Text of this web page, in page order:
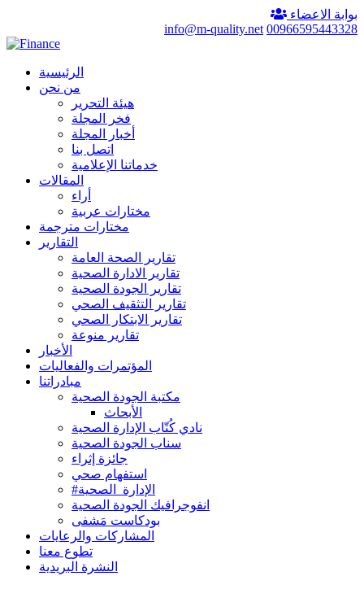
بوابة الاعضاء
00966595443328
info@m-quality.net
الرئيسية
من نحن
هيئة التحرير
فخر المجلة
أخبار المجلة
اتصل بنا
خدماتنا الإعلامية
المقالات
أراء
مختارات عربية
مختارات مترجمة
التقارير
تقارير الصحة العامة
تقارير الادارة الصحية
تقارير الجودة الصحية
تقارير التثقيف الصحي
تقارير الابتكار الصحي
تقارير منوعة
الأخبار
المؤتمرات والفعاليات
مبادراتنا
مكتبة الجودة الصحية
الأبحاث
نادي كُتّاب الإدارة الصحية
سناب الجودة الصحية
جائزة إثراء
استفهام صحي
#الإدارة_الصحية
انفوجرافيك الجودة الصحية
بودكاست مَشفى
المشاركات والرعايات
تطوع معنا
النشرة البريدية